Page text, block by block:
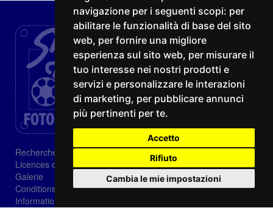
navigazione per i seguenti scopi: per
abilitare le funzionalità di base del sito
web, per fornire una migliore
esperienza sul sito web, per misurare il
tuo interesse nei nostri prodotti e
servizi e personalizzare le interazioni
di marketing, per pubblicare annunci
più pertinenti per te.
Accetto
Rifiuto
Cambia le mie impostazioni
Recherche
Licences d'image
Galerie
Conditions de vente
Informations sur les cookies